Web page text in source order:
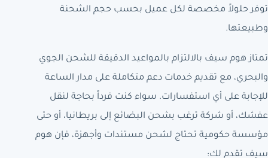
توفر حلولاً مخصصة لكل عميل بحسب حجم الشحنة
وطبيعتها.
تمتاز هوم سيف بالالتزام بالمواعيد الدقيقة للشحن الجوي
والبحري، مع تقديم خدمات دعم متكاملة على مدار الساعة
للإجابة على أي استفسارات. سواء كنت فرداً بحاجة لنقل
عفشك، أو شركة ترغب بشحن البضائع إلى بريطانيا، أو حتى
مؤسسة حكومية تحتاج لشحن مستندات وأجهزة، فإن هوم
سيف تقدم لك: